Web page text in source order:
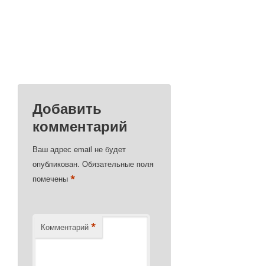
Добавить
комментарий
Ваш адрес email не будет
опубликован. Обязательные поля
помечены*
Комментарий *